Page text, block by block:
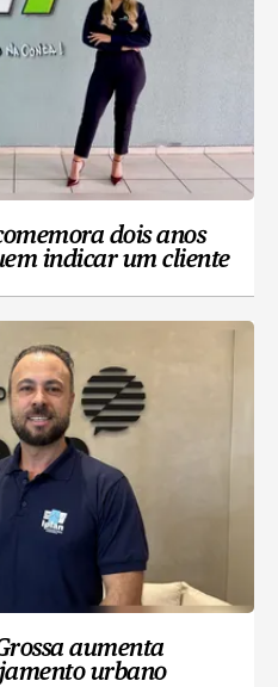
dois anos
indicar um cliente
aumenta
urbano